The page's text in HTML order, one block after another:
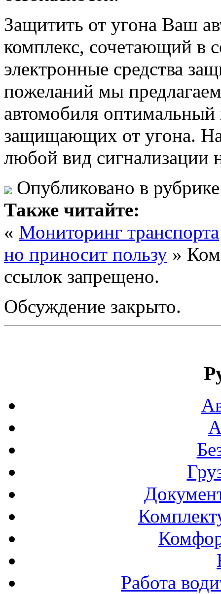
Защитить от угона Ваш
комплекс, сочетающий в
электронные средства
пожеланий мы
автомобиля оптимальный
защищающих от угона.
любой вид сигнализации
Опубликовано в
Также читайте:
« Мониторинг транспорта
но приносит пользу »
ссылок запрещено.
Обсуждение закрыто.
Работа